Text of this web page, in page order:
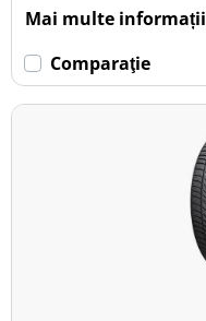
Mai multe informații
Comparaţie